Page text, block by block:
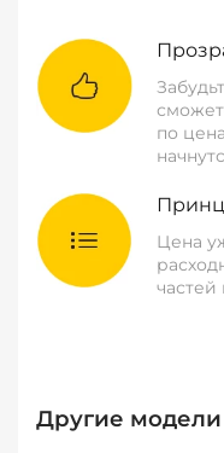
по
Цена
частей
Другие модели